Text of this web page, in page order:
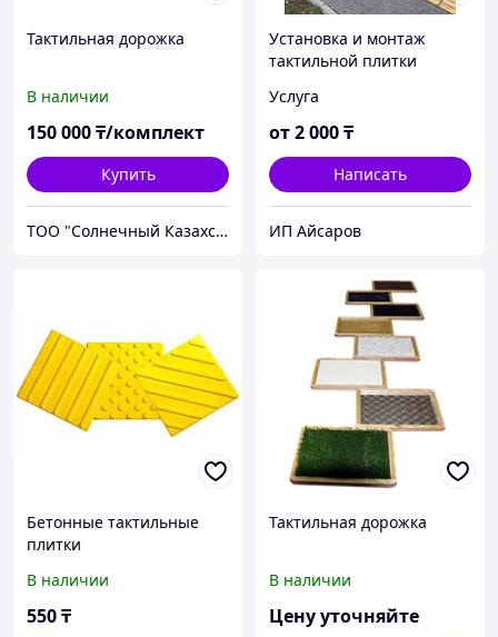
Тактильная дорожка
В наличии
150 000₸/комплект
Купить
ТОО "Солнечный Казахстан"
Установка и монтаж
тактильной плитки
Услуга
от2 000₸
Написать
ИП Айсаров
Бетонные тактильные
плитки
В наличии
550₸
Тактильная дорожка
В наличии
Цену уточняйте